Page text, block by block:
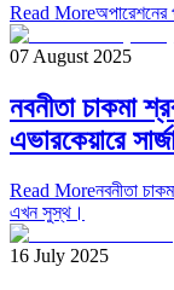
Read Moreঅপারেশনের
07 August 2025
নবনীতা চাকমা
এভারকেয়ারে
Read Moreনবনীতা
এখন সুস্থ।
16 July 2025